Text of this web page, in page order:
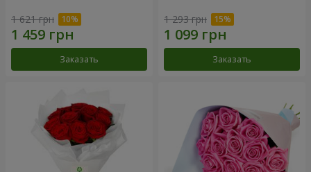
1 621 грн
Заказать
1 293 грн
Заказать